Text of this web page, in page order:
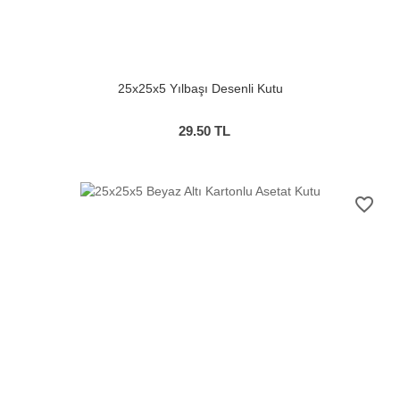
25x25x5 Yılbaşı Desenli Kutu
29.50 TL
favorite_border